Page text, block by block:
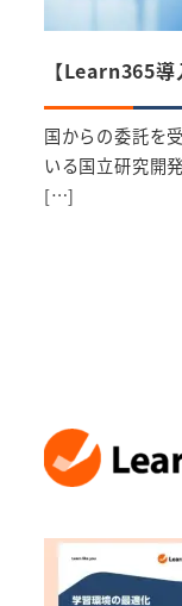
【Learn365
国からの委託を
いる国立研究開
[…]